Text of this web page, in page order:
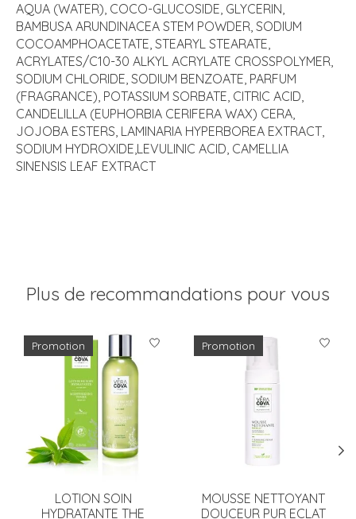
AQUA (WATER), COCO-GLUCOSIDE, GLYCERIN,
BAMBUSA ARUNDINACEA STEM POWDER, SODIUM
COCOAMPHOACETATE, STEARYL STEARATE,
ACRYLATES/C10-30 ALKYL ACRYLATE CROSSPOLYMER,
SODIUM CHLORIDE, SODIUM BENZOATE, PARFUM
(FRAGRANCE), POTASSIUM SORBATE, CITRIC ACID,
CANDELILLA (EUPHORBIA CERIFERA WAX) CERA,
JOJOBA ESTERS, LAMINARIA HYPERBOREA EXTRACT,
SODIUM HYDROXIDE,LEVULINIC ACID, CAMELLIA
SINENSIS LEAF EXTRACT
Plus de recommandations pour vous
Articles du carrousel de produits
Promotion
LOTION SOIN
HYDRATANTE THE
Promotion
MOUSSE NETTOYANT
DOUCEUR PUR ECLAT